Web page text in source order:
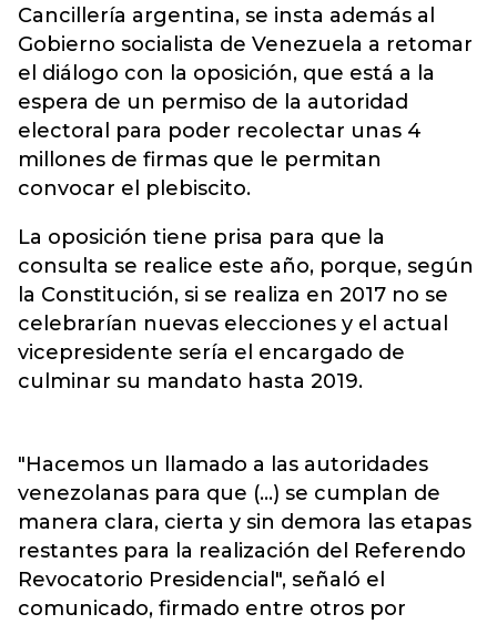
Cancillería argentina, se insta además al
Gobierno socialista de Venezuela a retomar
el diálogo con la oposición, que está a la
espera de un permiso de la autoridad
electoral para poder recolectar unas 4
millones de firmas que le permitan
convocar el plebiscito.
La oposición tiene prisa para que la
consulta se realice este año, porque, según
la Constitución, si se realiza en 2017 no se
celebrarían nuevas elecciones y el actual
vicepresidente sería el encargado de
culminar su mandato hasta 2019.
"Hacemos un llamado a las autoridades
venezolanas para que (...) se cumplan de
manera clara, cierta y sin demora las etapas
restantes para la realización del Referendo
Revocatorio Presidencial", señaló el
comunicado, firmado entre otros por